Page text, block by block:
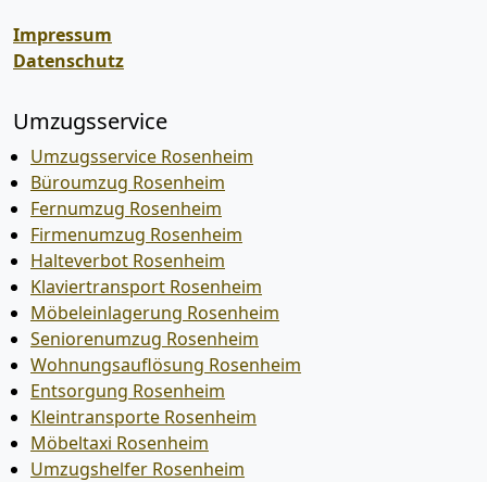
Impressum
Datenschutz
Umzugsservice
Umzugsservice Rosenheim
Büroumzug Rosenheim
Fernumzug Rosenheim
Firmenumzug Rosenheim
Halteverbot Rosenheim
Klaviertransport Rosenheim
Möbeleinlagerung Rosenheim
Seniorenumzug Rosenheim
Wohnungsauflösung Rosenheim
Entsorgung Rosenheim
Kleintransporte Rosenheim
Möbeltaxi Rosenheim
Umzugshelfer Rosenheim